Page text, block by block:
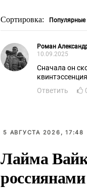
Сортировка:
Роман
10.09.2025
Сначала он
Ответить
5 АВГУСТА 2026, 17:48
Лайма
россиянами